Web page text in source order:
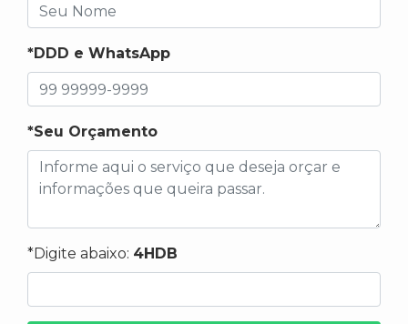
*DDD e WhatsApp
*Seu Orçamento
*Digite abaixo: 4HDB